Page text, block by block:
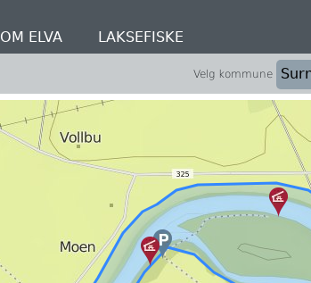
OM ELVA LAKSEFISKE
Velg kommune